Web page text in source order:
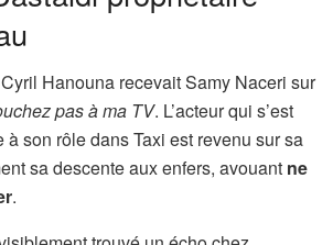
Hanouna recevait Samy Naceri sur
pas à ma TV. L’acteur qui s’est
à son rôle dans Taxi est revenu sur sa
sa descente aux enfers, avouant ne
.